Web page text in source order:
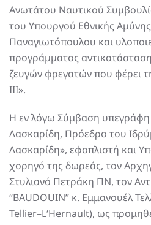
Ανωτάτου Ναυτικού
του Υπουργού Εθνικής
Παναγιωτόπουλου και
προγράμματος
ζευγών φρεγατών που φέρει
ΙΙΙ».
Η εν λόγω Σύμβαση
Λασκαρίδη, Πρόεδρο του
Λασκαρίδη», εφοπλιστή και
χορηγό της δωρεάς, τον
Στυλιανό Πετράκη ΠΝ, τον
“BAUDOUIN” κ. Εμμανουέλ
Tellier–L‘Hernault), ως